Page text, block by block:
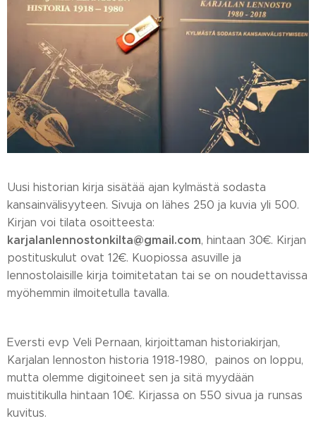
Uusi historian kirja sisätää ajan kylmästä sodasta
kansainvälisyyteen. Sivuja on lähes 250 ja kuvia yli 500.
Kirjan voi tilata osoitteesta:
karjalanlennostonkilta@gmail.com, hintaan 30€. Kirjan
postituskulut ovat 12€. Kuopiossa asuville ja
lennostolaisille kirja toimitetatan tai se on noudettavissa
myöhemmin ilmoitetulla tavalla.
Eversti evp Veli Pernaan, kirjoittaman historiakirjan,
Karjalan lennoston historia 1918-1980, painos on loppu,
mutta olemme digitoineet sen ja sitä myydään
muistitikulla hintaan 10€. Kirjassa on 550 sivua ja runsas
kuvitus.